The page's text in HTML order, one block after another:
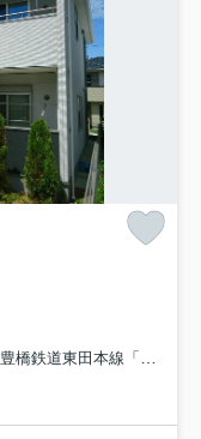
豊橋鉄道東田本線「競輪場前」駅 徒歩23分